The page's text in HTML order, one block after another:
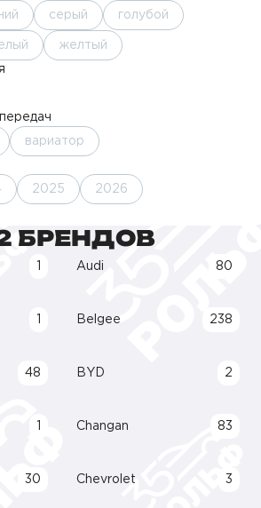
серый голубой
желтый
вариатор
2025 2026
БРЕНДОВ
Audi 80
Belgee 238
48 BYD 2
Changan 83
30 Chevrolet 3